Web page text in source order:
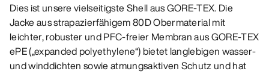
Dies ist unsere vielseitigste Shell aus GORE-TEX. Die
Jacke aus strapazierfähigem 80D Obermaterial mit
leichter, robuster und PFC-freier Membran aus GORE‑TEX
ePE („expanded polyethylene“) bietet langlebigen wasser-
und winddichten sowie atmungsaktiven Schutz und hat